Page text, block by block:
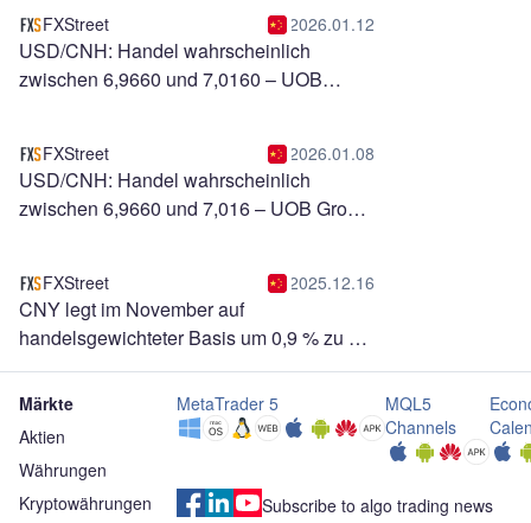
FXStreet 2026.01.12
USD/CNH: Handel wahrscheinlich
zwischen 6,9660 und 7,0160 – UOB
FXStreet 2026.01.08
USD/CNH: Handel wahrscheinlich
zwischen 6,9660 und 7,016 – UOB Group
FXStreet 2025.12.16
CNY legt im November auf
handelsgewichteter Basis um 0,9 % zu –
Commerzbank
Märkte
Aktien
Währungen
Kryptowährungen
MetaTrader 5
MQL5
Channels
Subscribe to algo trading news